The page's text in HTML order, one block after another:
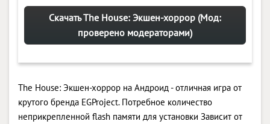
Скачать The House: Экшен-хоррор (Мод:
проверено модераторами)
The House: Экшен-хоррор на Андроид - отличная игра от
крутого бренда EGProject. Потребное количество
неприкрепленной flash памяти для установки Зависит от